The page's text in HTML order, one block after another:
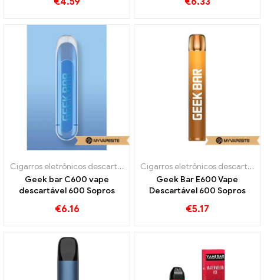
Cigarros eletrônicos descartáveis
Geek bar C600 vape
descartável 600 Sopros
€6.16
Cigarros eletrônicos descartáveis
Geek Bar E600 Vape
Descartável 600 Sopros
€5.17